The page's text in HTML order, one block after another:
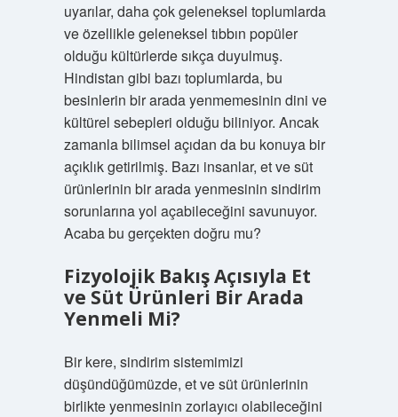
uyarılar, daha çok geleneksel toplumlarda
ve özellikle geleneksel tıbbın popüler
olduğu kültürlerde sıkça duyulmuş.
Hindistan gibi bazı toplumlarda, bu
besinlerin bir arada yenmemesinin dini ve
kültürel sebepleri olduğu biliniyor. Ancak
zamanla bilimsel açıdan da bu konuya bir
açıklık getirilmiş. Bazı insanlar, et ve süt
ürünlerinin bir arada yenmesinin sindirim
sorunlarına yol açabileceğini savunuyor.
Acaba bu gerçekten doğru mu?
Fizyolojik Bakış Açısıyla Et
ve Süt Ürünleri Bir Arada
Yenmeli Mi?
Bir kere, sindirim sistemimizi
düşündüğümüzde, et ve süt ürünlerinin
birlikte yenmesinin zorlayıcı olabileceğini